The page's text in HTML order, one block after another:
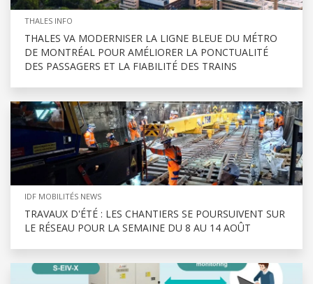
THALES INFO
THALES VA MODERNISER LA LIGNE BLEUE DU MÉTRO
DE MONTRÉAL POUR AMÉLIORER LA PONCTUALITÉ
DES PASSAGERS ET LA FIABILITÉ DES TRAINS
IDF MOBILITÉS NEWS
TRAVAUX D'ÉTÉ : LES CHANTIERS SE POURSUIVENT SUR
LE RÉSEAU POUR LA SEMAINE DU 8 AU 14 AOÛT